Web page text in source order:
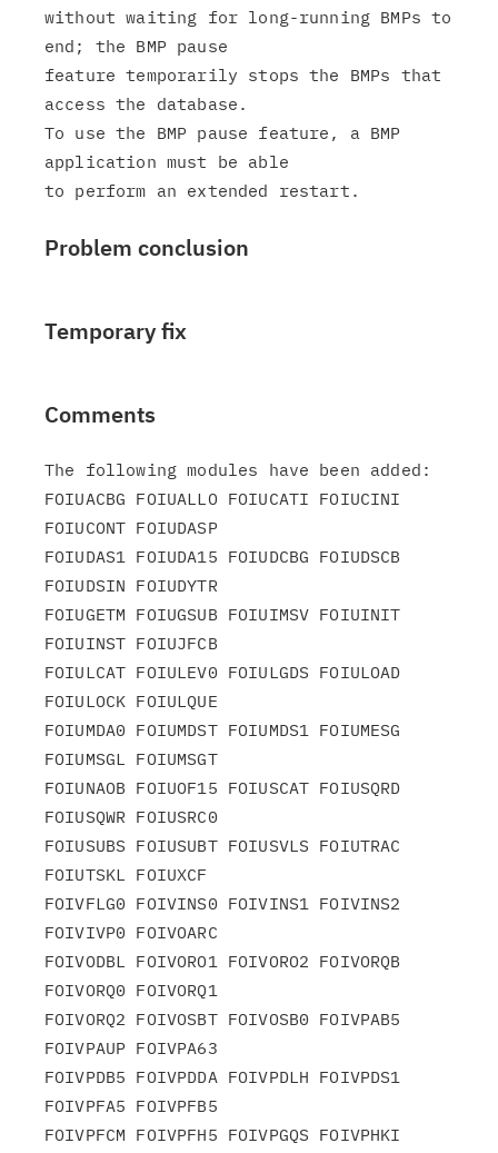
without waiting for long-running BMPs to
end; the BMP pause
feature temporarily stops the BMPs that
access the database.
To use the BMP pause feature, a BMP
application must be able
Problem conclusion
Temporary fix
Comments
The following modules have been added:
FOIUACBG FOIUALLO FOIUCATI FOIUCINI
FOIUCONT FOIUDASP
FOIUDAS1 FOIUDA15 FOIUDCBG FOIUDSCB
FOIUDSIN FOIUDYTR
FOIUGETM FOIUGSUB FOIUIMSV FOIUINIT
FOIUINST FOIUJFCB
FOIULCAT FOIULEV0 FOIULGDS FOIULOAD
FOIULOCK FOIULQUE
FOIUMDA0 FOIUMDST FOIUMDS1 FOIUMESG
FOIUMSGL FOIUMSGT
FOIUNAOB FOIUOF15 FOIUSCAT FOIUSQRD
FOIUSQWR FOIUSRC0
FOIUSUBS FOIUSUBT FOIUSVLS FOIUTRAC
FOIUTSKL FOIUXCF
FOIVFLG0 FOIVINS0 FOIVINS1 FOIVINS2
FOIVIVP0 FOIVOARC
FOIVODBL FOIVORO1 FOIVORO2 FOIVORQB
FOIVORQ0 FOIVORQ1
FOIVORQ2 FOIVOSBT FOIVOSB0 FOIVPAB5
FOIVPAUP FOIVPA63
FOIVPDB5 FOIVPDDA FOIVPDLH FOIVPDS1
FOIVPFA5 FOIVPFB5
FOIVPFCM FOIVPFH5 FOIVPGQS FOIVPHKI